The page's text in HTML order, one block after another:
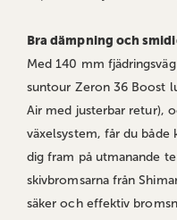
Bra dämpning och
Med 140 mm
suntour Zeron 36 Boost
Air med justerbar retur),
växelsystem, får du
dig fram på utmanande
skivbromsarna från
säker och effektiv